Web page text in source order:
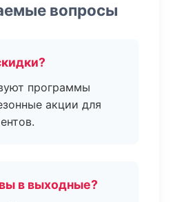
вопросы
программы
акции для
в выходные?